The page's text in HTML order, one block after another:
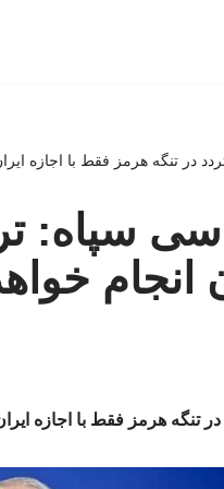
در تنگه هرمز فقط با اجازه
سپاه:
انجام
تنگه هرمز فقط با اجازه